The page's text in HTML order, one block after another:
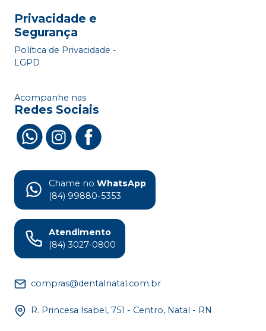
Privacidade e
Segurança
Política de Privacidade -
LGPD
Acompanhe nas
Redes Sociais
Chame no WhatsApp
(84) 99880-5353
Atendimento
(84) 3027-0800
compras@dentalnatal.com.br
R. Princesa Isabel, 751 - Centro, Natal - RN